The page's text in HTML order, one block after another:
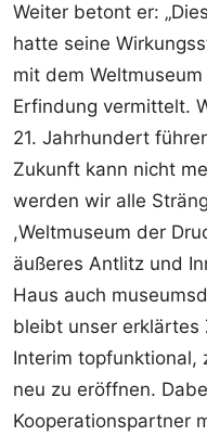
Weiter betont er:
hatte seine
mit dem
Erfindung vermittelt.
21. Jahrhundert
Zukunft kann nicht
werden wir alle
,Weltmuseum der
äußeres Antlitz und
Haus auch
bleibt unser erklärtes
Interim topfunktional,
neu zu eröffnen.
Kooperationspartner